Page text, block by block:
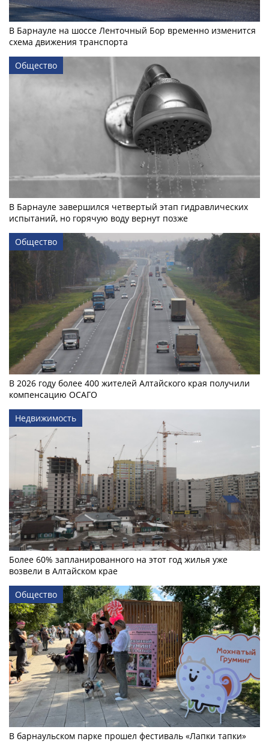
В Барнауле на шоссе Ленточный Бор временно изменится
схема движения транспорта
Общество
В Барнауле завершился четвертый этап гидравлических
испытаний, но горячую воду вернут позже
Общество
В 2026 году более 400 жителей Алтайского края получили
компенсацию ОСАГО
Недвижимость
Более 60% запланированного на этот год жилья уже
возвели в Алтайском крае
Общество
В барнаульском парке прошел фестиваль «Лапки тапки»